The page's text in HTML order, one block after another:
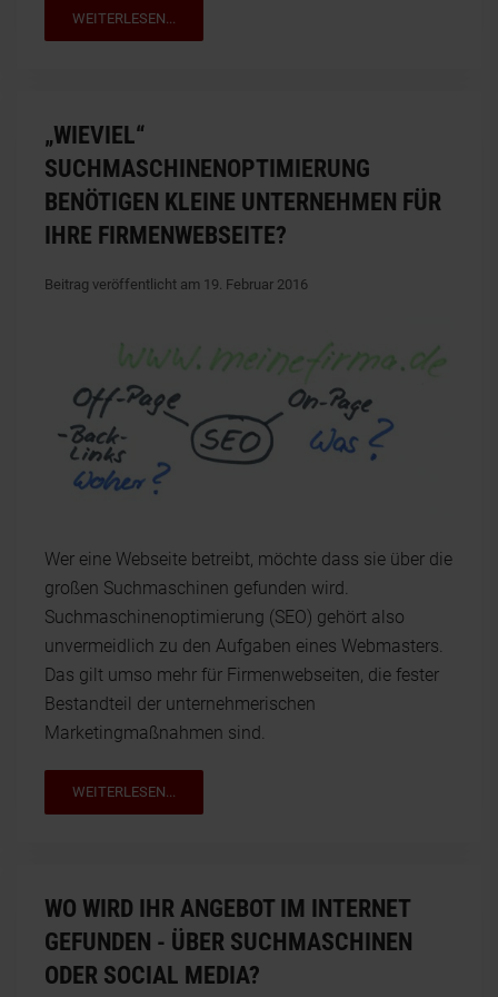
WEITERLESEN...
„WIEVIEL“
SUCHMASCHINENOPTIMIERUNG
BENÖTIGEN KLEINE UNTERNEHMEN FÜR
IHRE FIRMENWEBSEITE?
Beitrag veröffentlicht am 19. Februar 2016
Wer eine Webseite betreibt, möchte dass sie über die
großen Suchmaschinen gefunden wird.
Suchmaschinenoptimierung (SEO) gehört also
unvermeidlich zu den Aufgaben eines Webmasters.
Das gilt umso mehr für Firmenwebseiten, die fester
Bestandteil der unternehmerischen
Marketingmaßnahmen sind.
WEITERLESEN...
WO WIRD IHR ANGEBOT IM INTERNET
GEFUNDEN - ÜBER SUCHMASCHINEN
ODER SOCIAL MEDIA?